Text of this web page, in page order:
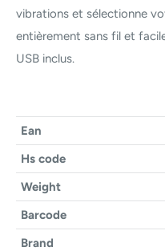
vibrations et sélectionne
entièrement sans fil et
USB inclus.
Ean
Hs code
Weight
Barcode
Brand